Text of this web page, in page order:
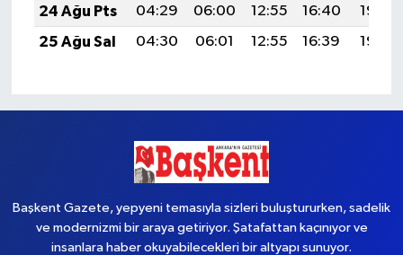
24 Ağu Pts
04:29 06:00 12:55 16:40
19:40
25 Ağu Sal
04:30 06:01 12:55 16:39 19:39
Başkent Gazete, yepyeni temasıyla sizleri buluştururken, sadelik
ve modernizmi bir araya getiriyor. Şatafattan kaçınıyor ve
insanlara haber okuyabilecekleri bir altyapı sunuyor.